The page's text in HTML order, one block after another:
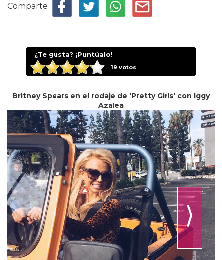
Comparte
¿Te gusta? ¡Puntúalo!
19 votos
Britney Spears en el rodaje de 'Pretty Girls' con Iggy
Azalea
⟩